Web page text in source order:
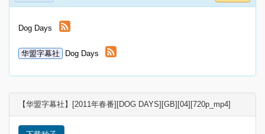
Dog Days
华盟字幕社 Dog Days
【华盟字幕社】[2011年春番][DOG DAYS][GB][04][720p_mp4]